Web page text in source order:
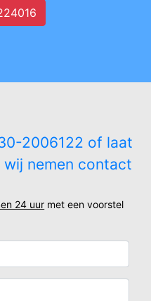
2006122 of laat
nemen contact
24 uur met een voorstel